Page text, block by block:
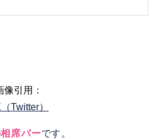
像引用：
Twitter）
席バーです。